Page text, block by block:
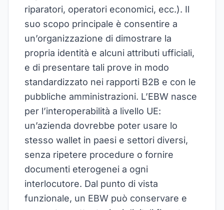
riparatori, operatori economici, ecc.). Il
suo scopo principale è consentire a
un’organizzazione di dimostrare la
propria identità e alcuni attributi ufficiali,
e di presentare tali prove in modo
standardizzato nei rapporti B2B e con le
pubbliche amministrazioni. L’EBW nasce
per l’interoperabilità a livello UE:
un’azienda dovrebbe poter usare lo
stesso wallet in paesi e settori diversi,
senza ripetere procedure o fornire
documenti eterogenei a ogni
interlocutore. Dal punto di vista
funzionale, un EBW può conservare e